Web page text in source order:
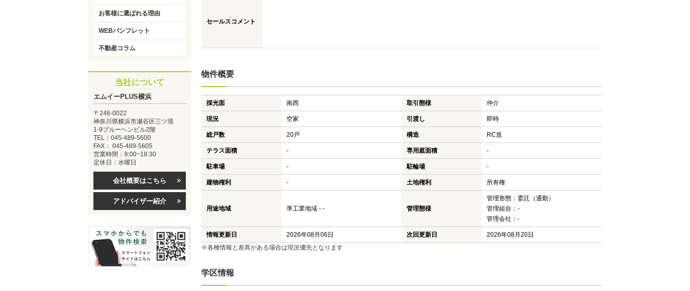
セールスコメント
物件概要
採光面 南西 取引態様 仲介
現況 空家 引渡し 即時
総戸数 20戸 構造 RC造
テラス面積 - 専用庭面積 -
駐車場 - 駐輪場 -
建物権利 - 土地権利 所有権
用途地域 準工業地域 - - 管理態様
管理形態：委託（通勤）
管理組合：-
管理会社：-
情報更新日 2026年08月06日 次回更新日
2026年08月20日
※各種情報と差異がある場合は現況優先となります
学区情報
お客様に選ばれる理由
WEBパンフレット
不動産コラム
当社について
エムイーPLUS横浜
〒246-0022
神奈川県横浜市瀬谷区三ツ境
1-9ブルーヘンビル2階
TEL：045-489-5600
FAX： 045-489-5605
営業時間：9:00~18:30
定休日：水曜日
会社概要はこちら
アドバイザー紹介